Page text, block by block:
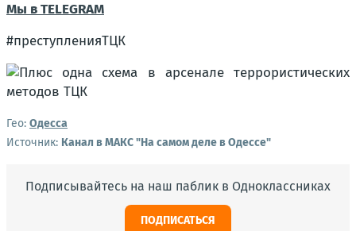
Мы в TELEGRAM
#преступленияТЦК
Гео: Одесса
Источник: Канал в МАКС "На самом деле в Одессе"
Подписывайтесь на наш паблик в Одноклассниках
ПОДПИСАТЬСЯ